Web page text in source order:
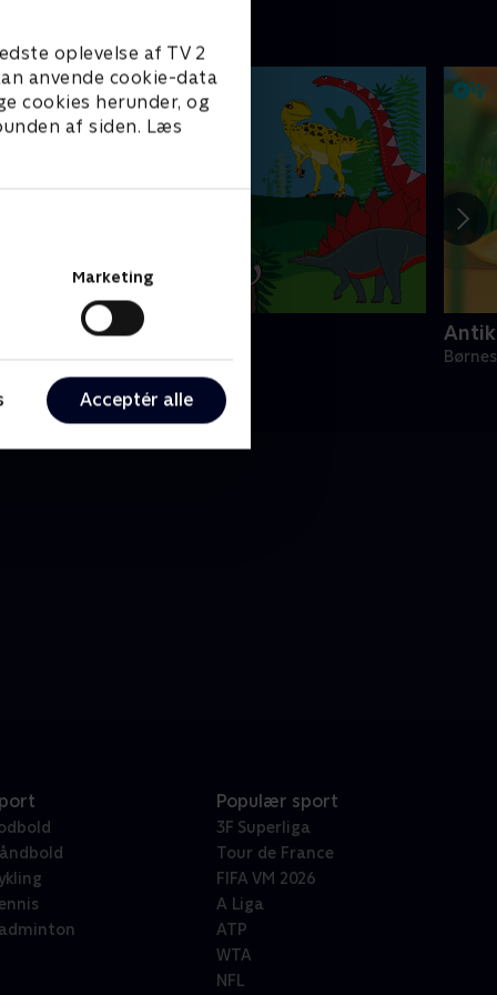
oplevelse af TV 2
anvende cookie-data
cookies herunder, og
af siden. Læs
Marketing
Acceptér alle
Dino Deluxe
• 1 sæsoner
Populær sport
3F Superliga
Tour de France
FIFA VM 2026
A Liga
ATP
WTA
NFL